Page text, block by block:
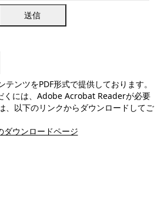
送信
ンツをPDF形式で提供しております。
くには、Adobe Acrobat Readerが必要
、以下のリンクからダウンロードしてご
ウンロードページ